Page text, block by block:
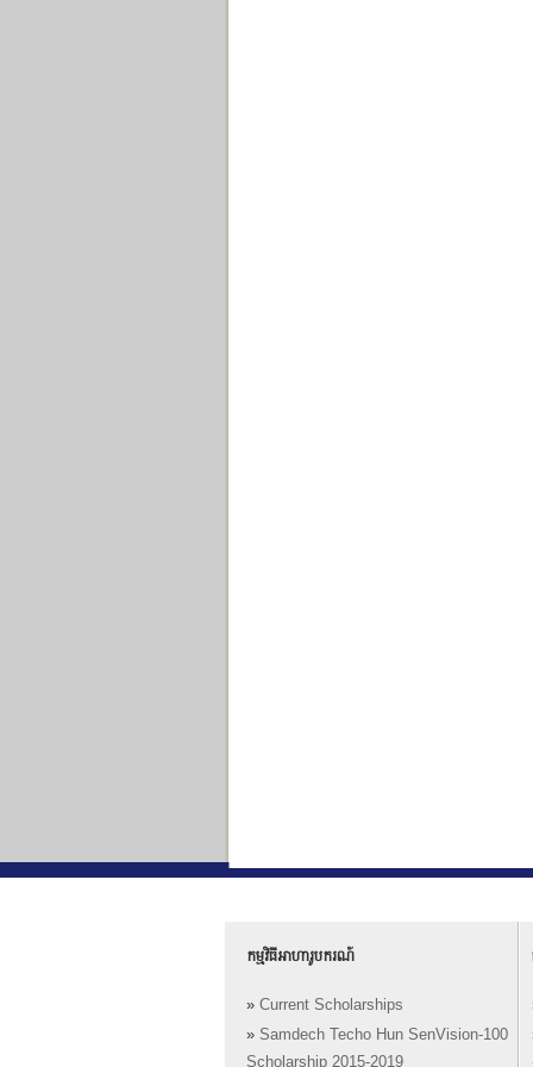
កម្មវិធីអាហារូបករណ៍
» Current Scholarships
» Samdech Techo Hun SenVision-100
Scholarship 2015-2019